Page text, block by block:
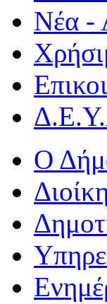
Νέα -
Ο